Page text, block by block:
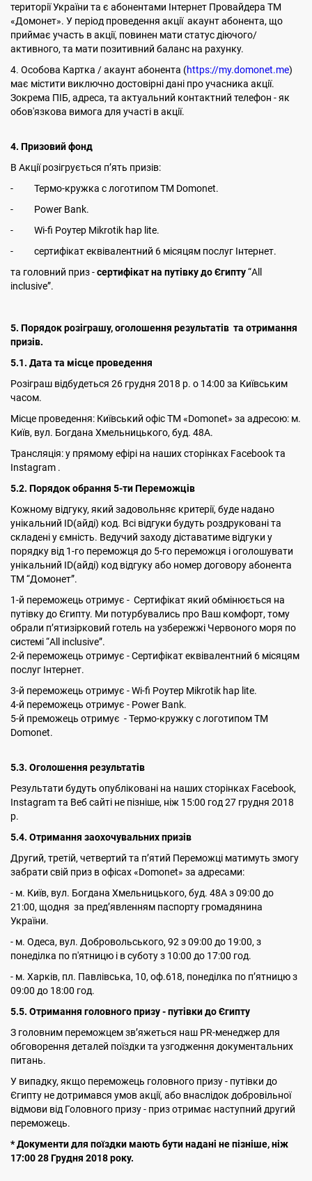
території України та є абонентами Інтернет Провайдера ТМ
«Домонет». У період проведення акції акаунт абонента, що
приймає участь в акції, повинен мати статус діючого/
активного, та мати позитивний баланс на рахунку.
4. Особова Картка / акаунт абонента (https://my.domonet.me)
має містити виключно достовірні дані про учасника акції.
Зокрема ПІБ, адреса, та актуальний контактний телефон - як
обов'язкова вимога для участі в акції.
4. Призовий фонд
В Акції розігрується п’ять призів:
- Термо-кружка с логотипом ТМ Domonet.
- Power Bank.
- Wi-fi Роутер Mikrotik hap lite.
- сертифікат еквівалентний 6 місяцям послуг Інтернет.
та головний приз -сертифікат на путівку до Єгипту“All
inclusive”.
5. Порядок розіграшу, оголошення результатів та отримання
призів.
5.1. Дата та місце проведення
Розіграш відбудеться 26 грудня 2018 р. о 14:00 за Київським
часом.
Місце проведення: Київський офіс ТМ «Domonet» за адресою: м.
Київ, вул. Богдана Хмельницького, буд. 48А.
Трансляція: у прямому ефірі на наших сторінках Facebook та
Instagram .
5.2. Порядок обрання 5-ти Переможців
Кожному відгуку, який задовольняє критерії, буде надано
унікальний ID(айді) код. Всі відгуки будуть роздруковані та
складені у ємність. Ведучий заходу діставатиме відгуки у
порядку від 1-го переможця до 5-го переможця і оголошувати
унікальний ID(айді) код відгуку або номер договору абонента
ТМ “Домонет”.
1-й переможець отримує - Сертифікат який обмінюється на
путівку до Єгипту. Ми потурбувались про Ваш комфорт, тому
обрали п’ятизірковий готель на узбережжі Червоного моря по
системі “All inclusive”.
2-й переможець отримує - Сертифікат еквівалентний 6 місяцям
послуг Інтернет.
3-й переможець отримує - Wi-fi Роутер Mikrotik hap lite.
4-й переможець отримує - Power Bank.
5-й преможець отримує - Термо-кружку с логотипом ТМ
Domonet.
5.3. Оголошення результатів
Результати будуть опубліковані на наших сторінках Facebook,
Instagram та Веб сайті не пізніше, ніж 15:00 год 27 грудня 2018
р.
5.4. Отримання заохочувальних призів
Другий, третій, четвертий та пʼятий Переможці матимуть змогу
забрати свій приз в офісах «Domonet» за адресами:
- м. Київ, вул. Богдана Хмельницького, буд. 48А з 09:00 до
21:00, щодня за пред’явленням паспорту громадянина
України.
- м. Одеса, вул. Добровольського, 92 з 09:00 до 19:00, з
понеділка по п'ятницю і в суботу з 10:00 до 17:00 год.
- м. Харків, пл. Павлівська, 10, оф.618, понеділка по пʼятницю з
09:00 до 18:00 год.
5.5. Отримання головного призу - путівки до Єгипту
З головним переможцем зв’яжеться наш PR-менеджер для
обговорення деталей поїздки та узгодження документальних
питань.
У випадку, якщо переможець головного призу - путівки до
Єгипту не дотримався умов акції, або внаслідок добровільної
відмови від Головного призу - приз отримає наступний другий
переможець.
* Документи для поїздки мають бути надані не пізніше, ніж
17:0028 Грудня 2018 року.